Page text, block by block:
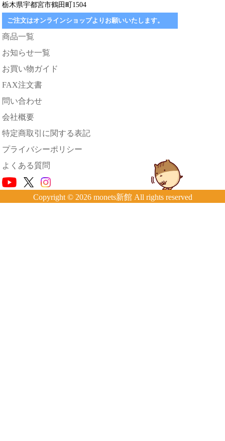
栃木県宇都宮市鶴田町1504
ご注文はオンラインショップよりお願いいたします。
商品一覧
お知らせ一覧
お買い物ガイド
FAX注文書
問い合わせ
会社概要
特定商取引に関する表記
プライバシーポリシー
よくある質問
Copyright © 2026 monets新館 All rights reserved